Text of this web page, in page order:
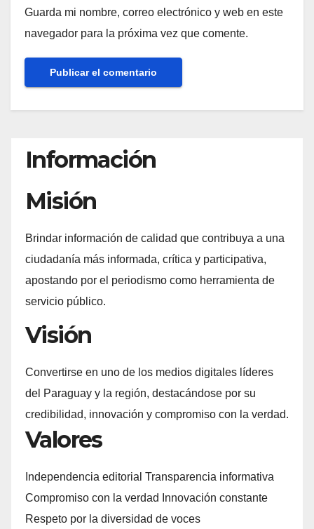
Guarda mi nombre, correo electrónico y web en este
navegador para la próxima vez que comente.
Información
Misión
Brindar información de calidad que contribuya a una
ciudadanía más informada, crítica y participativa,
apostando por el periodismo como herramienta de
servicio público.
Visión
Convertirse en uno de los medios digitales líderes
del Paraguay y la región, destacándose por su
credibilidad, innovación y compromiso con la verdad.
Valores
Independencia editorial Transparencia informativa
Compromiso con la verdad Innovación constante
Respeto por la diversidad de voces